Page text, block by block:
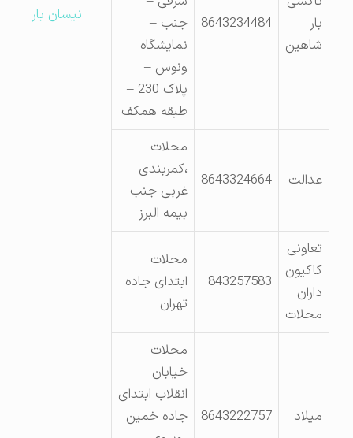
شاهین
8643234484
جنب –
نمایشگاه
ونوس –
پلاک 230 –
طبقه همکف
عدالت 8643324664
محلات
،کمربندی
غربی جنب
بیمه البرز
تعاونی
کاکیون
داران
محلات
843257583
محلات
ابتدای جاده
تهران
میلاد 8643222757
محلات
خیابان
انقلاب ابتدای
جاده خمین
نیسان بار